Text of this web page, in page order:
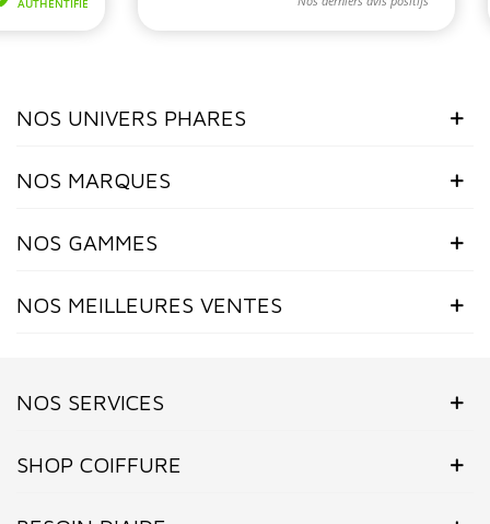
NOS UNIVERS PHARES
NOS MARQUES
NOS GAMMES
NOS MEILLEURES VENTES
NOS SERVICES
SHOP COIFFURE